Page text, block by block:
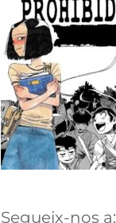
Segueix-nos a: